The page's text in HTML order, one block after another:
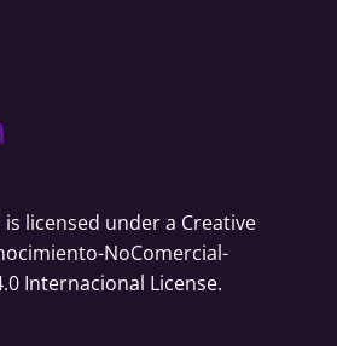
is licensed under a Creative
NoComercial-
Internacional License.